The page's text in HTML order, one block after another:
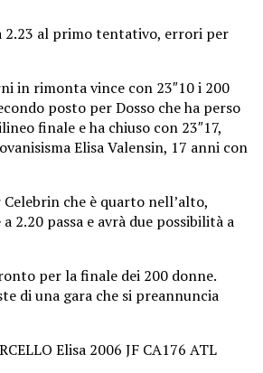
2.23 al primo tentativo, errori per
in rimonta vince con 23″10 i 200
posto per Dosso che ha perso
finale e ha chiuso con 23″17,
Elisa Valensin, 17 anni con
che è quarto nell’alto,
2.20 passa e avrà due possibilità a
per la finale dei 200 donne.
di una gara che si preannuncia
Elisa 2006 JF CA176 ATL